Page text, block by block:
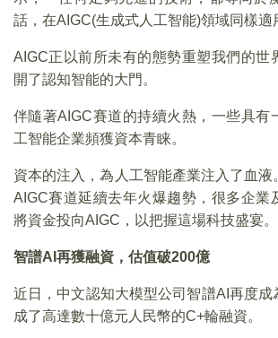
話，在AIGC(生成式人工智能)領域同樣適
AIGC正以前所未有的態勢重塑我們的世
開了認知智能的大門。
伴隨著AIGC賽道的持續火熱，一些具有
工智能企業頻獲資本青睐。
資本的注入，為人工智能產業注入了血液
AIGC賽道延續去年火爆趨勢，很多企業
將資金投向AIGC，以把握這場科技盛宴。
智譜AI再獲融資，估值破200億
近日，中文認知大模型公司智譜AI再度成
成了高達數十億元人民幣的C+輪融資。